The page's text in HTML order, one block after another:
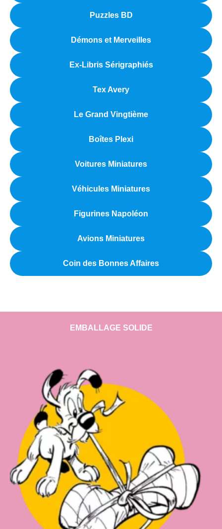
Puzzles BD
Démons et Merveilles
Ex-Libris Sérigraphiés
Tex Avery
Le Grand Vingtième
Boîtes Plexi
Voitures Miniatures
Véhicules Miniatures
Figurines Napoléon
Avions Miniatures
Coin des Bonnes Affaires
EMBALLAGE SOLIDE